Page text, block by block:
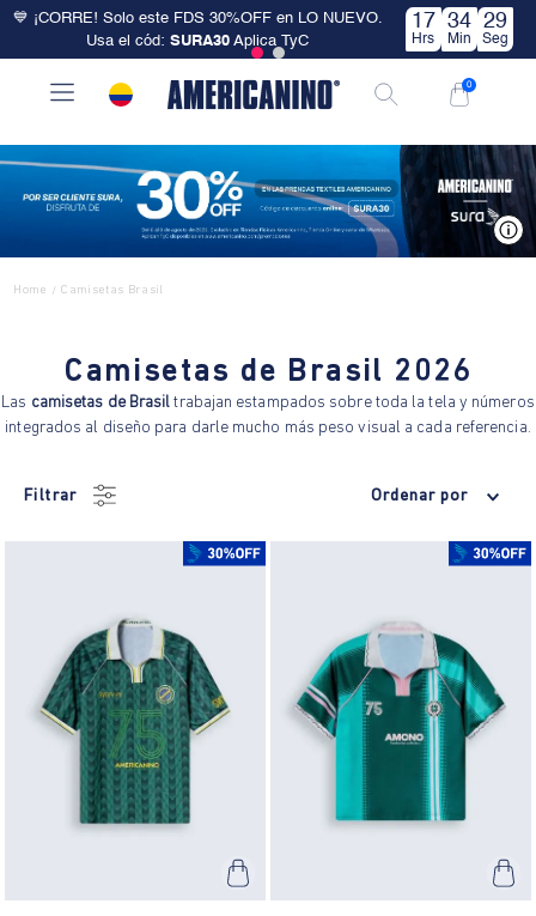
💙 ¡CORRE! Solo este FDS 30%OFF en LO NUEVO.
Usa el cód:SURA30 Aplica TyC
17
Hrs
34
Min
28
Seg
0
Home / Camisetas Brasil
Camisetas de Brasil 2026
Las camisetas de Brasil trabajan estampados sobre toda la tela y números
integrados al diseño para darle mucho más peso visual a cada referencia.
Filtrar Ordenar por